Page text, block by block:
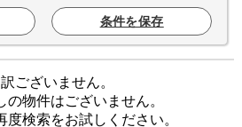
条件を保存
ございません。
の物件はございません。
度検索をお試しください。